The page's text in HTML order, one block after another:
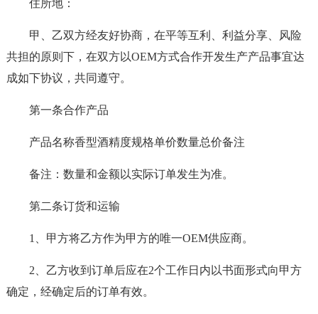
住所地：
甲、乙双方经友好协商，在平等互利、利益分享、风险
共担的原则下，在双方以OEM方式合作开发生产产品事宜达
成如下协议，共同遵守。
第一条合作产品
产品名称香型酒精度规格单价数量总价备注
备注：数量和金额以实际订单发生为准。
第二条订货和运输
1、甲方将乙方作为甲方的唯一OEM供应商。
2、乙方收到订单后应在2个工作日内以书面形式向甲方
确定，经确定后的订单有效。